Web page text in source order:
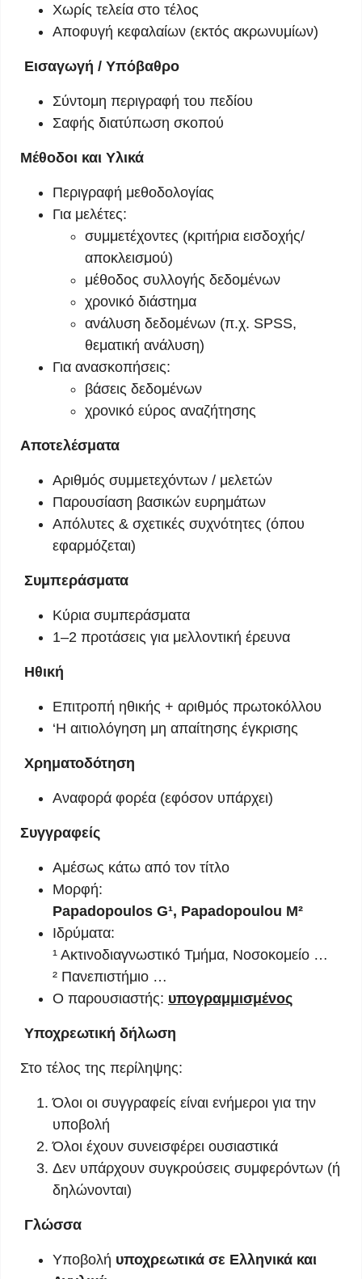
Χωρίς τελεία στο τέλος
Αποφυγή κεφαλαίων (εκτός ακρωνυμίων)
Εισαγωγή / Υπόβαθρο
Σύντομη περιγραφή του πεδίου
Σαφής διατύπωση σκοπού
Μέθοδοι και Υλικά
Περιγραφή μεθοδολογίας
Για μελέτες:
συμμετέχοντες (κριτήρια εισδοχής/
αποκλεισμού)
μέθοδος συλλογής δεδομένων
χρονικό διάστημα
ανάλυση δεδομένων (π.χ. SPSS,
θεματική ανάλυση)
Για ανασκοπήσεις:
βάσεις δεδομένων
χρονικό εύρος αναζήτησης
Αποτελέσματα
Αριθμός συμμετεχόντων / μελετών
Παρουσίαση βασικών ευρημάτων
Απόλυτες & σχετικές συχνότητες (όπου
εφαρμόζεται)
Συμπεράσματα
Κύρια συμπεράσματα
1–2 προτάσεις για μελλοντική έρευνα
Ηθική
Επιτροπή ηθικής + αριθμός πρωτοκόλλου
‘Η αιτιολόγηση μη απαίτησης έγκρισης
Χρηματοδότηση
Αναφορά φορέα (εφόσον υπάρχει)
Συγγραφείς
Αμέσως κάτω από τον τίτλο
Μορφή:
Papadopoulos G¹, Papadopoulou M²
Ιδρύματα:
¹ Ακτινοδιαγνωστικό Τμήμα, Νοσοκομείο …
² Πανεπιστήμιο …
Ο παρουσιαστής: υπογραμμισμένος
Υποχρεωτική δήλωση
Στο τέλος της περίληψης:
Όλοι οι συγγραφείς είναι ενήμεροι για την
υποβολή
Όλοι έχουν συνεισφέρει ουσιαστικά
Δεν υπάρχουν συγκρούσεις συμφερόντων (ή
δηλώνονται)
Γλώσσα
Υποβολή υποχρεωτικά σε Ελληνικά και